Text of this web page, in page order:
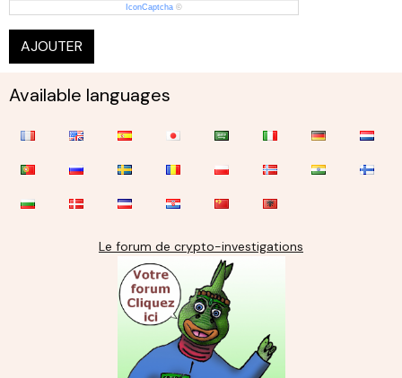
IconCaptcha ©
AJOUTER
Available languages
Le forum de crypto-investigations